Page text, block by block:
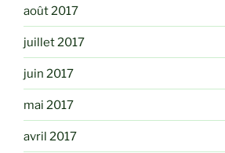
août 2017
juillet 2017
juin 2017
mai 2017
avril 2017